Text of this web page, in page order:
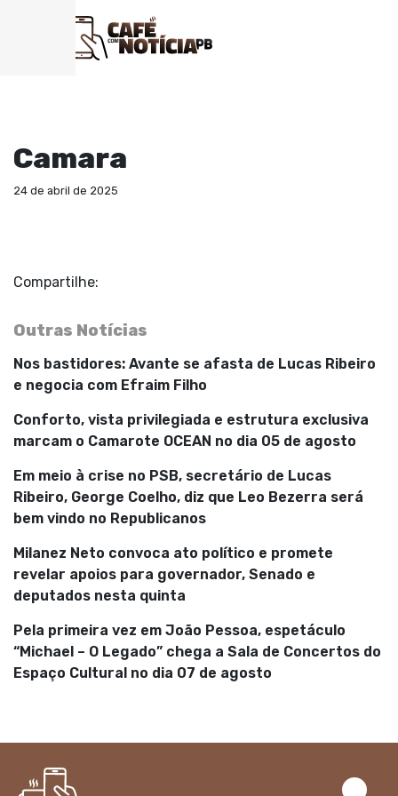
Camara
24 de abril de 2025
Compartilhe:
Outras Notícias
Nos bastidores: Avante se afasta de Lucas Ribeiro
e negocia com Efraim Filho
Conforto, vista privilegiada e estrutura exclusiva
marcam o Camarote OCEAN no dia 05 de agosto
Em meio à crise no PSB, secretário de Lucas
Ribeiro, George Coelho, diz que Leo Bezerra será
bem vindo no Republicanos
Milanez Neto convoca ato político e promete
revelar apoios para governador, Senado e
deputados nesta quinta
Pela primeira vez em João Pessoa, espetáculo
“Michael – O Legado” chega a Sala de Concertos do
Espaço Cultural no dia 07 de agosto